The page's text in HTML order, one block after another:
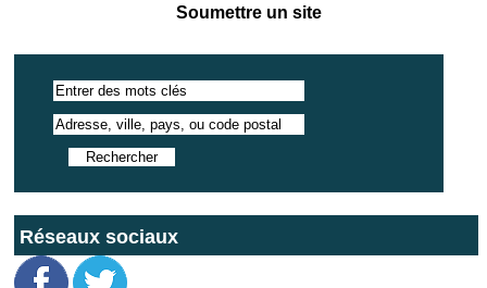
Soumettre un site
Réseaux sociaux